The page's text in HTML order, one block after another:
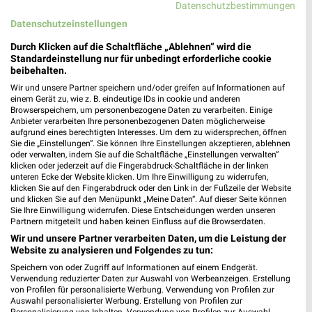
12,3 km
Angebote ab 01.08.
Noch morgen gültig
53,4 km
Dieter Knoll
Gültig bis Fr. 14.08.
XXXLutz Kaufland
Datenschutzbestimmungen
Datenschutzeinstellungen
Durch Klicken auf die Schaltfläche „Ablehnen“ wird die
Standardeinstellung nur für unbedingt erforderliche cookie
beibehalten.
Wir und unsere Partner speichern und/oder greifen auf Informationen auf
einem Gerät zu, wie z. B. eindeutige IDs in cookie und anderen
Browserspeichern, um personenbezogene Daten zu verarbeiten. Einige
Anbieter verarbeiten Ihre personenbezogenen Daten möglicherweise
aufgrund eines berechtigten Interesses. Um dem zu widersprechen, öffnen
Sie die „Einstellungen“. Sie können Ihre Einstellungen akzeptieren, ablehnen
oder verwalten, indem Sie auf die Schaltfläche „Einstellungen verwalten“
klicken oder jederzeit auf die Fingerabdruck-Schaltfläche in der linken
unteren Ecke der Website klicken. Um Ihre Einwilligung zu widerrufen,
klicken Sie auf den Fingerabdruck oder den Link in der Fußzeile der Website
und klicken Sie auf den Menüpunkt „Meine Daten“. Auf dieser Seite können
Sie Ihre Einwilligung widerrufen. Diese Entscheidungen werden unseren
Partnern mitgeteilt und haben keinen Einfluss auf die Browserdaten.
Wir und unsere Partner verarbeiten Daten, um die Leistung der
Website zu analysieren und Folgendes zu tun:
Speichern von oder Zugriff auf Informationen auf einem Endgerät.
Verwendung reduzierter Daten zur Auswahl von Werbeanzeigen. Erstellung
von Profilen für personalisierte Werbung. Verwendung von Profilen zur
Auswahl personalisierter Werbung. Erstellung von Profilen zur